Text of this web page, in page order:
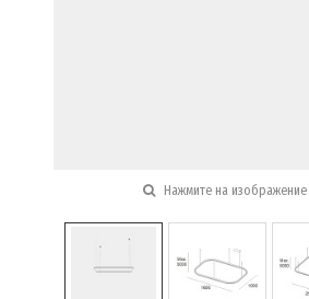
Нажмите на